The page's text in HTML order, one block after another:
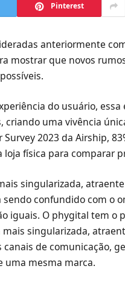
Pinterest
anteriormente
mostrar que novos
do usuário,
criando uma vivência
2023 da Airship,
física para comparar
singularizada,
confundido com o
iguais. O phygital tem o
singularizada,
de comunicação,
uma mesma marca.